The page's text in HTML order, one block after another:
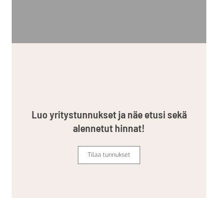
Luo yritystunnukset ja näe etusi sekä
alennetut hinnat!
Tilaa tunnukset